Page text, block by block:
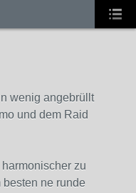
wenig angebrüllt
und dem Raid
zu
ne runde